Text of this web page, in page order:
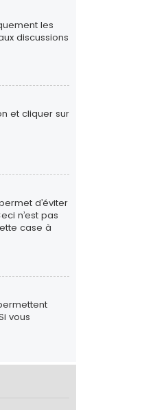
les
discussions
et cliquer sur
d’éviter
n’est pas
case à
vous